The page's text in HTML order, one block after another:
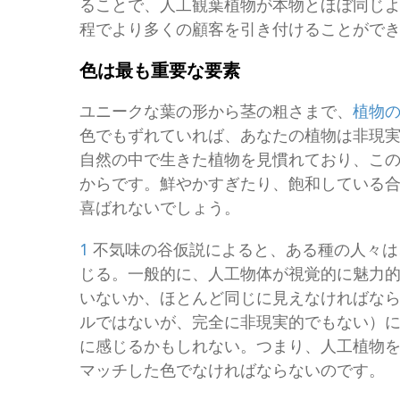
ることで、人工観葉植物が本物とほぼ同じ
程でより多くの顧客を引き付けることがで
色は最も重要な要素
ユニークな葉の形から茎の粗さまで、 植物
色でもずれていれば、あなたの植物は非現
自然の中で生きた植物を見慣れており、こ
からです。鮮やかすぎたり、飽和している
喜ばれないでしょう。
1 不気味の谷仮説によると、ある種の人々
じる。一般的に、人工物体が視覚的に魅力
いないか、ほとんど同じに見えなければな
ルではないが、完全に非現実的でもない）
に感じるかもしれない。つまり、人工植物
マッチした色でなければならないのです。